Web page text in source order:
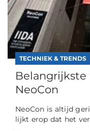
TECHNIEK & TRENDS
NeoCon
NeoCon is altijd
lijkt erop dat het